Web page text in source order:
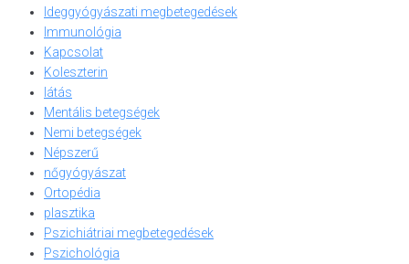
Ideggyógyászati megbetegedések
Immunológia
Kapcsolat
Koleszterin
látás
Mentális betegségek
Nemi betegségek
Népszerű
nőgyógyászat
Ortopédia
plasztika
Pszichiátriai megbetegedések
Pszichológia